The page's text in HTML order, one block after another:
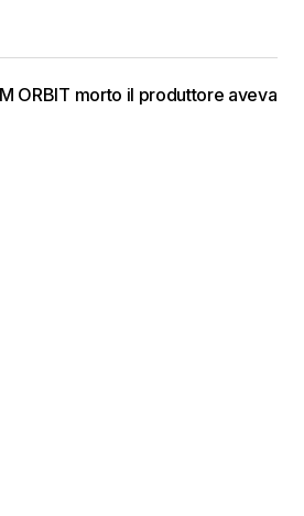
ORBIT morto il produttore aveva